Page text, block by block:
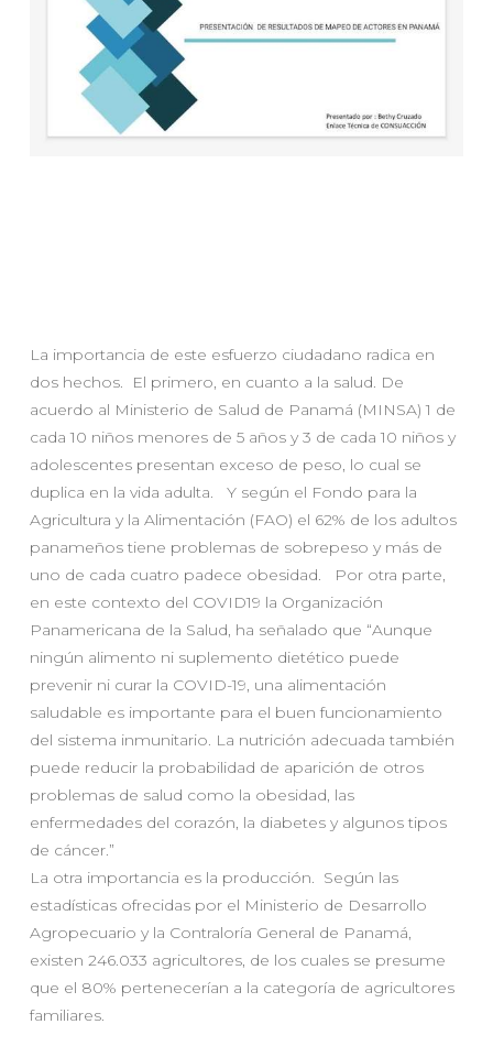
La importancia de este esfuerzo ciudadano radica en
dos hechos. El primero, en cuanto a la salud. De
acuerdo al Ministerio de Salud de Panamá (MINSA) 1 de
cada 10 niños menores de 5 años y 3 de cada 10 niños y
adolescentes presentan exceso de peso, lo cual se
duplica en la vida adulta. Y según el Fondo para la
Agricultura y la Alimentación (FAO) el 62% de los adultos
panameños tiene problemas de sobrepeso y más de
uno de cada cuatro padece obesidad. Por otra parte,
en este contexto del COVID19 la Organización
Panamericana de la Salud, ha señalado que “Aunque
ningún alimento ni suplemento dietético puede
prevenir ni curar la COVID-19, una alimentación
saludable es importante para el buen funcionamiento
del sistema inmunitario. La nutrición adecuada también
puede reducir la probabilidad de aparición de otros
problemas de salud como la obesidad, las
enfermedades del corazón, la diabetes y algunos tipos
de cáncer.”
La otra importancia es la producción. Según las
estadísticas ofrecidas por el Ministerio de Desarrollo
Agropecuario y la Contraloría General de Panamá,
existen 246.033 agricultores, de los cuales se presume
que el 80% pertenecerían a la categoría de agricultores
familiares.